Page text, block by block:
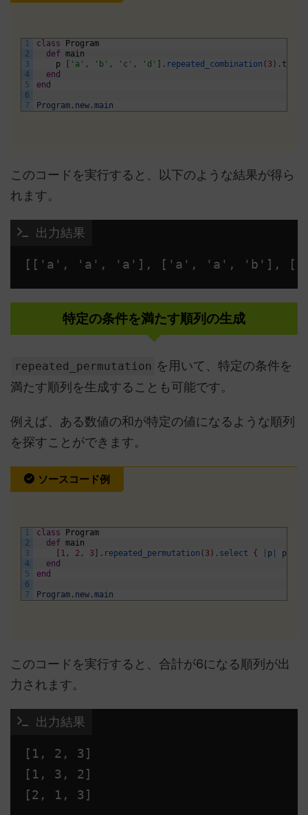
1
2
3
4
5
6
7
class
Program
def main
p
'a' , 'b' , 'c' , 'd' . repeated_combination ( 3 ) . to
end
end
Program . new . main
このコードを実行すると、以下のような結果が得ら
れます。
出力結果
特定の条件を満たす順列の生成
repeated_permutation を用いて、特定の条件を
満たす順列を生成することも可能です。
例えば、ある数値の和が特定の値になるような順列
を探すことができます。
ソースコード例
1
2
3
4
5
6
7
class
Program
def main
1 , 2 , 3 . repeated_permutation ( 3 ) . select { p p
end
end
Program . new . main
このコードを実行すると、合計が6になる順列が出
力されます。
出力結果
[1, 2, 3]
[1, 3, 2]
[2, 1, 3]